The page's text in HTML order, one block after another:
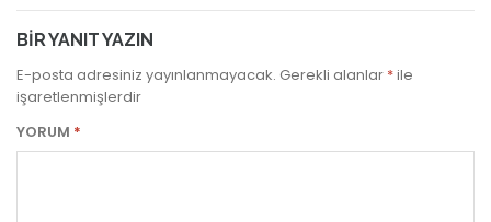
BIR YANIT YAZIN
E-posta adresiniz yayınlanmayacak. Gerekli alanlar *ile
işaretlenmişlerdir
YORUM *